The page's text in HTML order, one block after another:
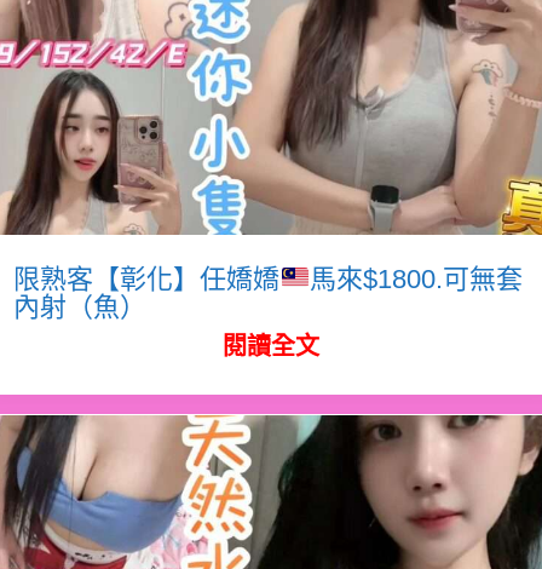
限熟客【彰化】任嬌嬌
馬來$1800.可無套
內射（魚）
閱讀全文